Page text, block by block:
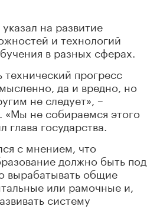
на развитие
и технологий
в разных сферах.
технический прогресс
да и вредно, но
не следует», –
«Мы не собираемся этого
глава государства.
с мнением, что
должно быть под
вырабатывать общие
или рамочные и,
систему